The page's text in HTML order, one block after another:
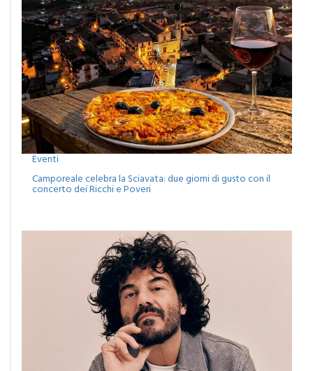
Eventi
Camporeale celebra la Sciavata: due giorni di gusto con il